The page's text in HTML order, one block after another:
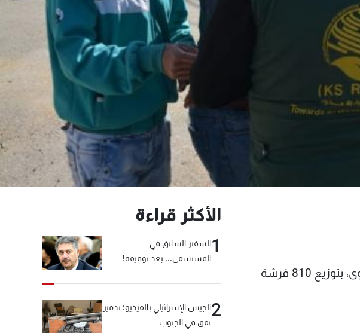
قام مركز الملك سلمان للاغاثة والأعمال الإنسانية، بالتعاون مع هيئة الإغاثة في دار الفتوى، بتوزيع 810 فرشة
الأكثر قراءة
1السفير السابق في
المستشفى... بعد توقيفه!
2الجيش الإسرائيلي بالفيديو: تدمير
نفق في الجنوب